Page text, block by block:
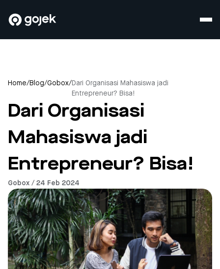
Home/Blog/Gobox/Dari Organisasi Mahasiswa jadi
Entrepreneur? Bisa!
Dari Organisasi
Mahasiswa jadi
Entrepreneur? Bisa!
Gobox / 24 Feb 2024